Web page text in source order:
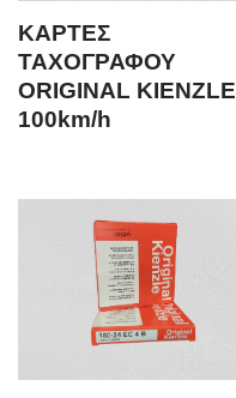
ΚΑΡΤΕΣ
ΤΑΧΟΓΡΑΦΟΥ
ORIGINAL KIENZLE
100km/h